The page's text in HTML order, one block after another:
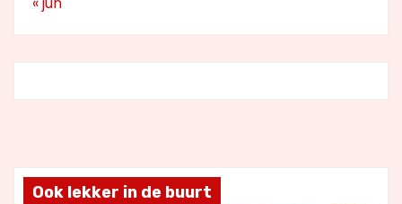
Ook lekker in de buurt